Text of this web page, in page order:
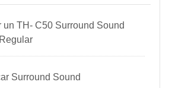
un TH- C50 Surround Sound
Surround Sound